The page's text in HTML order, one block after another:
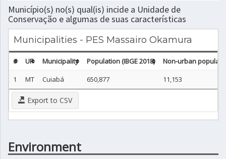
Município(s) no(s) qual(is) incide a Unidade de
Conservação e algumas de suas características
Municipalities - PES Massairo Okamura
# UF Municipality Population (IBGE 2018)
Non-urban
1
MT Cuiabá 650,877 11,153
Export to CSV
Environment